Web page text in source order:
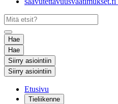
Hae
Hae
Siirry asiointiin
Siirry asiointiin
Etusivu
Tieliikenne